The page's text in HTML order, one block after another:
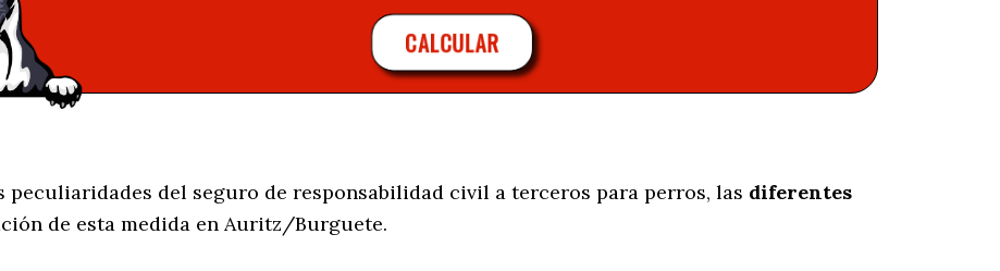
CALCULAR
del seguro de responsabilidad civil a terceros para perros, las diferentes
de esta medida en Auritz/Burguete.